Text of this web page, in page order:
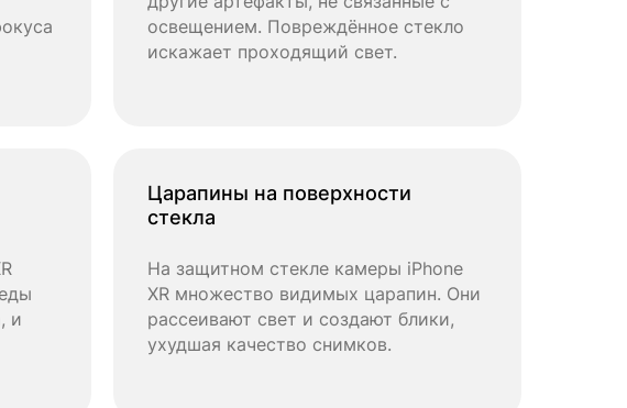
освещением. Повреждённое стекло
искажает проходящий свет.
и
Царапины на поверхности
стекла
На защитном стекле камеры iPhone
XR множество видимых царапин. Они
рассеивают свет и создают блики,
ухудшая качество снимков.